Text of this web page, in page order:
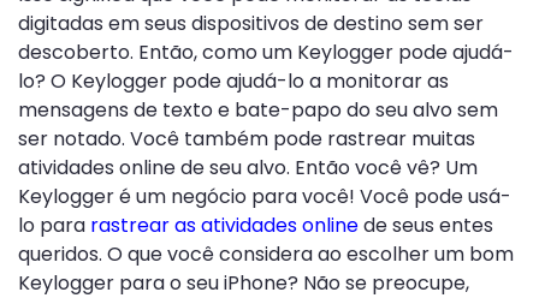
digitadas em seus dispositivos de destino sem ser
descoberto. Então, como um Keylogger pode ajudá-
lo? O Keylogger pode ajudá-lo a monitorar as
mensagens de texto e bate-papo do seu alvo sem
ser notado. Você também pode rastrear muitas
atividades online de seu alvo. Então você vê? Um
Keylogger é um negócio para você! Você pode usá-
lo para rastrear as atividades onlinede seus entes
queridos. O que você considera ao escolher um bom
Keylogger para o seu iPhone? Não se preocupe,